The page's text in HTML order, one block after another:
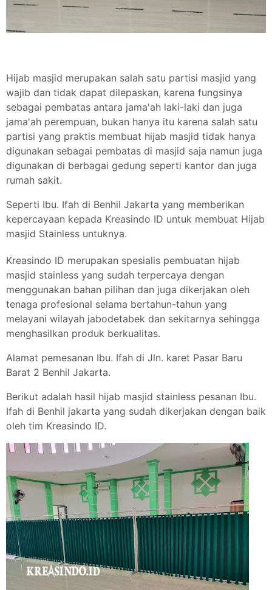
Hijab masjid merupakan salah satu partisi masjid yang
wajib dan tidak dapat dilepaskan, karena fungsinya
sebagai pembatas antara jama'ah laki-laki dan juga
jama'ah perempuan, bukan hanya itu karena salah satu
partisi yang praktis membuat hijab masjid tidak hanya
digunakan sebagai pembatas di masjid saja namun juga
digunakan di berbagai gedung seperti kantor dan juga
rumah sakit.
Seperti Ibu. Ifah di Benhil Jakarta yang memberikan
kepercayaan kepada Kreasindo ID untuk membuat Hijab
masjid Stainless untuknya.
Kreasindo ID merupakan spesialis pembuatan hijab
masjid stainless yang sudah terpercaya dengan
menggunakan bahan pilihan dan juga dikerjakan oleh
tenaga profesional selama bertahun-tahun yang
melayani wilayah jabodetabek dan sekitarnya sehingga
menghasilkan produk berkualitas.
Alamat pemesanan Ibu. Ifah di Jln. karet Pasar Baru
Barat 2 Benhil Jakarta.
Berikut adalah hasil hijab masjid stainless pesanan Ibu.
Ifah di Benhil jakarta yang sudah dikerjakan dengan baik
oleh tim Kreasindo ID.